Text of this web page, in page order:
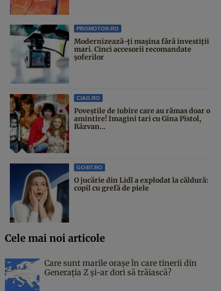
PROMOTOR.RO
Modernizează-ți mașina fără investiții
mari. Cinci accesorii recomandate
șoferilor
CIAO.RO
Poveştile de iubire care au rămas doar o
amintire! Imagini tari cu Gina Pistol,
Răzvan...
GO4IT.RO
O jucărie din Lidl a explodat la căldură:
copil cu grefă de piele
Cele mai noi articole
Care sunt marile orașe în care tinerii din
Generația Z și-ar dori să trăiască?